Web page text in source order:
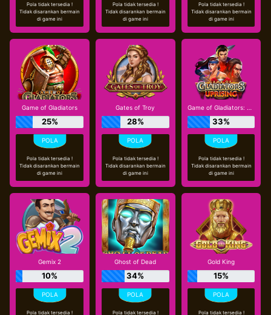
Pola tidak tersedia !
Tidak disarankan bermain
di game ini
Pola tidak tersedia !
Tidak disarankan bermain
di game ini
Pola tidak tersedia !
Tidak disarankan bermain
di game ini
Game of Gladiators
25%
Pola tidak tersedia !
Tidak disarankan bermain
di game ini
Gates of Troy
28%
Pola tidak tersedia !
Tidak disarankan bermain
di game ini
Game of Gladiators: Uprising
33%
Pola tidak tersedia !
Tidak disarankan bermain
di game ini
Gemix 2
10%
Pola tidak tersedia !
Ghost of Dead
34%
Pola tidak tersedia !
Gold King
15%
Pola tidak tersedia !